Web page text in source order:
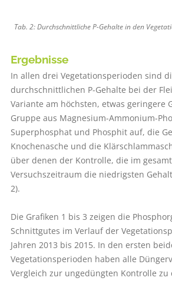
Tab. 2: Durchschnittliche P-Gehalte in den
Ergebnisse
In allen drei Vegetationsperioden sind
durchschnittlichen P-Gehalte bei der
Variante am höchsten, etwas geringere
Gruppe aus Magnesium-Ammonium-
Superphosphat und Phosphit auf, die
Knochenasche und die
über denen der Kontrolle, die im
Versuchszeitraum die niedrigsten
2).
Die Grafiken 1 bis 3 zeigen die
Schnittgutes im Verlauf der
Jahren 2013 bis 2015. In den ersten
Vegetationsperioden haben alle
Vergleich zur ungedüngten Kontrolle zu